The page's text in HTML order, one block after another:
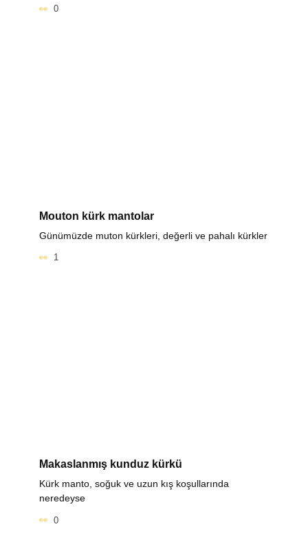
0
Mouton kürk mantolar
Günümüzde muton kürkleri, değerli ve pahalı kürkler
1
Makaslanmış kunduz kürkü
Kürk manto, soğuk ve uzun kış koşullarında
neredeyse
0